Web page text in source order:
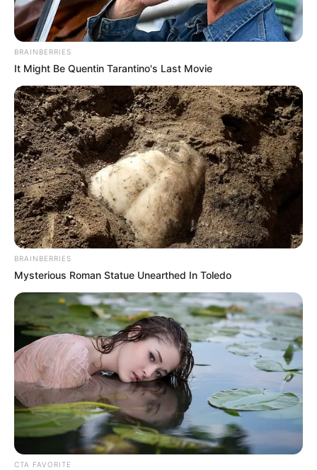
BRAINBERRIES
It Might Be Quentin Tarantino's Last Movie
BRAINBERRIES
Mysterious Roman Statue Unearthed In Toledo
CTA FAVORITE